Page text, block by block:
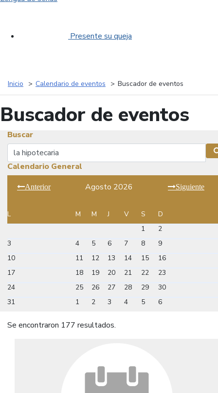
Presente su queja
Inicio Calendario de eventos Buscador de eventos
Buscador de eventos
Buscar
Buscar
Calendario General
Anterior Agosto 2026 Siguiente
L M M J V S
D
1
2
3
4 5 6 7 8
9
10
11 12 13 14 15
16
17
18 19 20 21 22
23
24
25 26 27 28 29
30
31
1 2 3 4 5 6
Se encontraron 177 resultados.